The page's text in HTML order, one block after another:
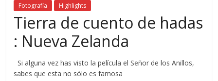
Fotografía Highlights
Tierra de cuento de hadas
: Nueva Zelanda
Si alguna vez has visto la película el Señor de los Anillos,
sabes que esta no sólo es famosa